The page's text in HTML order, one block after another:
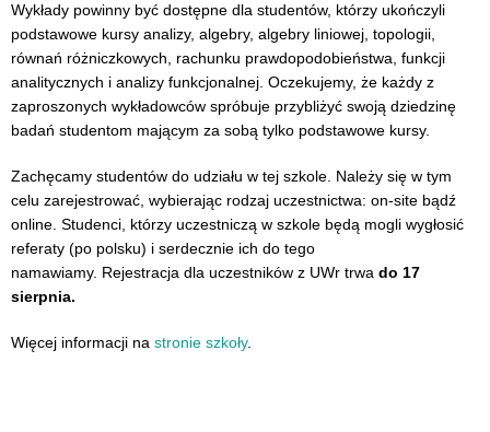
Wykłady powinny być dostępne dla studentów, którzy ukończyli
podstawowe kursy analizy, algebry, algebry liniowej, topologii,
równań różniczkowych, rachunku prawdopodobieństwa, funkcji
analitycznych i analizy funkcjonalnej. Oczekujemy, że każdy z
zaproszonych wykładowców spróbuje przybliżyć swoją dziedzinę
badań studentom mającym za sobą tylko podstawowe kursy.
Zachęcamy studentów do udziału w tej szkole. Należy się w tym
celu zarejestrować, wybierając rodzaj uczestnictwa: on-site bądź
online. Studenci, którzy uczestniczą w szkole będą mogli wygłosić
referaty (po polsku) i serdecznie ich do tego
namawiamy. Rejestracja dla uczestników z UWr trwa do 17
sierpnia.
Więcej informacji na stronie szkoły.